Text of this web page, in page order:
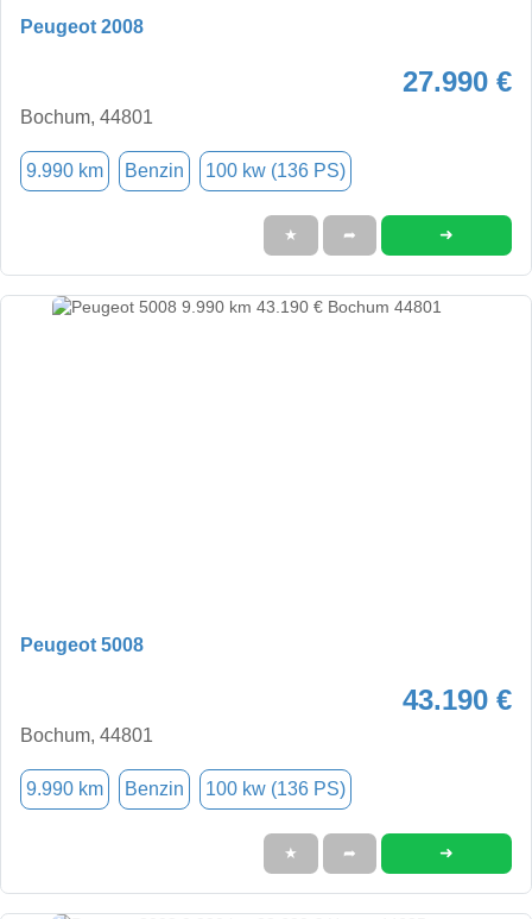
Peugeot 2008
27.990 €
Bochum, 44801
9.990 km Benzin 100 kw (136 PS)
★ ➦ ➜
Peugeot 5008
43.190 €
Bochum, 44801
9.990 km Benzin 100 kw (136 PS)
★ ➦ ➜